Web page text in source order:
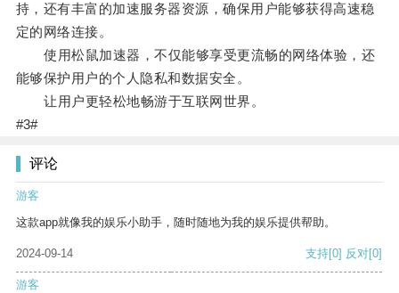
持，还有丰富的加速服务器资源，确保用户能够获得高速稳
定的网络连接。
使用松鼠加速器，不仅能够享受更流畅的网络体验，还
能够保护用户的个人隐私和数据安全。
让用户更轻松地畅游于互联网世界。
#3#
评论
游客
这款app就像我的娱乐小助手，随时随地为我的娱乐提供帮助。
2024-09-14 支持[0] 反对[0]
游客